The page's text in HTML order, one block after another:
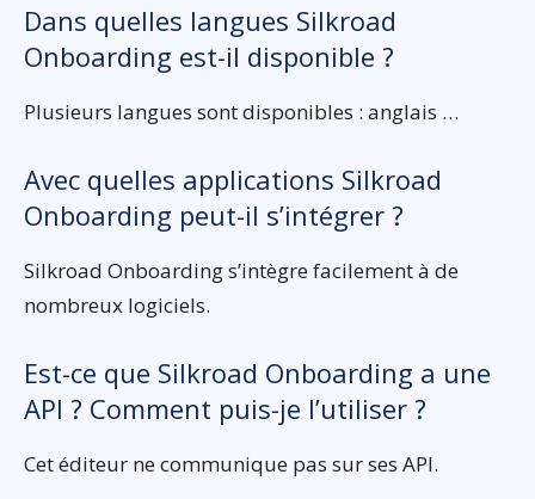
Dans quelles langues Silkroad
Onboarding est-il disponible ?
Plusieurs langues sont disponibles : anglais …
Avec quelles applications Silkroad
Onboarding peut-il s’intégrer ?
Silkroad Onboarding s’intègre facilement à de
nombreux logiciels.
Est-ce que Silkroad Onboarding a une
API ? Comment puis-je l’utiliser ?
Cet éditeur ne communique pas sur ses API.